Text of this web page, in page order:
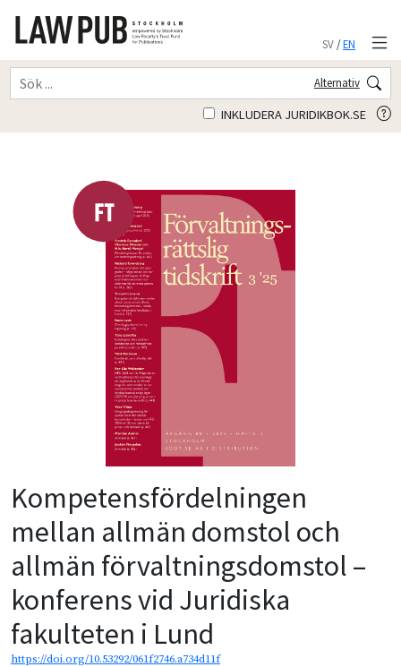
SV/EN
Alternativ
INKLUDERA JURIDIKBOK.SE
Kompetensfördelningen
mellan allmän domstol och
allmän förvaltningsdomstol –
konferens vid Juridiska
fakulteten i Lund
https://doi.org/10.53292/061f2746.a734d11f